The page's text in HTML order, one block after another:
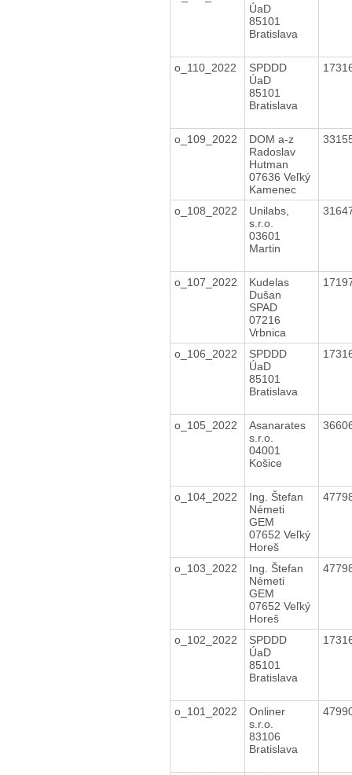
ÚaD
85101
Bratislava
o_110_2022
SPDDD
ÚaD
85101
Bratislava
o_109_2022
DOM a-z
Radoslav
Hutman
07636 Veľký
Kamenec
o_108_2022
Unilabs,
s.r.o.
03601
Martin
o_107_2022
Kudelas
Dušan
SPAD
07216
Vrbnica
o_106_2022
SPDDD
ÚaD
85101
Bratislava
o_105_2022
Asanarates
s.r.o.
04001
Košice
o_104_2022
Ing. Štefan
Németi
GEM
07652 Veľký
Horeš
o_103_2022
Ing. Štefan
Németi
GEM
07652 Veľký
Horeš
o_102_2022
SPDDD
ÚaD
85101
Bratislava
o_101_2022
Onliner
s.r.o.
83106
Bratislava